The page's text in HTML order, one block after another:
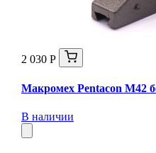
2 030 Р
Макромех Pentaсon M42
В наличии